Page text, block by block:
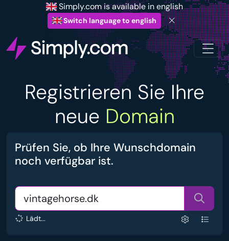
Simply.com is available in english
Switch language to english
Registrieren Sie Ihre
neue Domain
Prüfen Sie, ob Ihre Wunschdomain
noch verfügbar ist.
Lädt...